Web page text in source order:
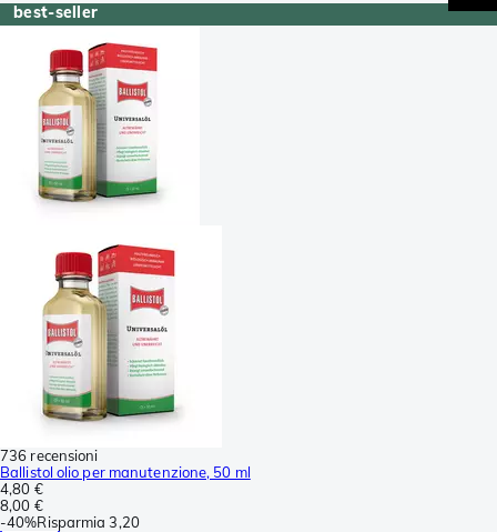
best-seller
736 recensioni
Ballistol olio per manutenzione, 50 ml
4,80 €
8,00 €
-40%Risparmia 3,20